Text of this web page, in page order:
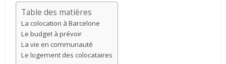
Table des matières
La colocation à Barcelone
Le budget à prévoir
La vie en communauté
Le logement des colocataires